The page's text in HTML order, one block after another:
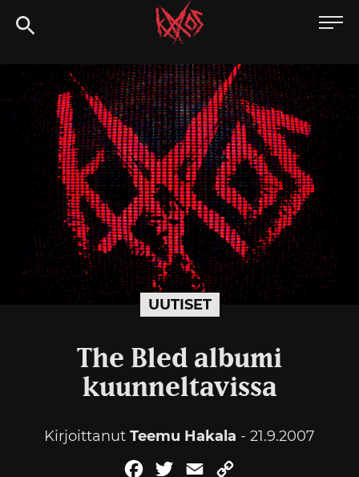
Siirry
suoraan
Kaaoszine
UUTISET
The Bled albumi
kuunneltavissa
Kirjoittanut Teemu Hakala - 21.9.2007
FacebookTwitterEmail